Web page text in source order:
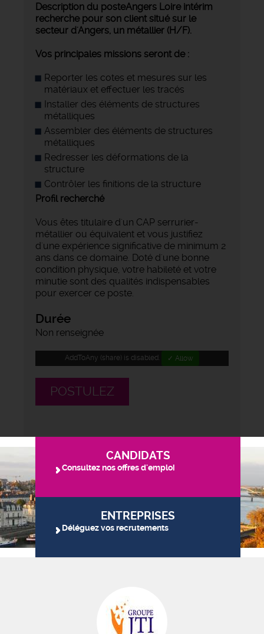
Description du posteAngers Loire intérim
recherche pour son client situé sur le
secteur d'Angers, un métallier (H/F).
Vos principales missions seront de :
Reporter les cotes et mesures sur les
matériaux et effectuer les tracés
Installer des éléments de structures
métalliques
Assembler des éléments de structures
métalliques
Redresser les déformations de la
structure
Contrôler les finitions de la structure
Profil recherché
Vous êtes titulaire d'un CAP serrurier-
métallier ou équivalent et vous justifiez
d'une expérience significative de minimum 2
ans dans ce domaine. Doté d'une bonne
condition physique, votre habileté et votre
minutie sont des qualités indispensables
pour exercer ce poste.
Durée
Non renseignée
AddToAny (share) is disabled. ✓ Allow
POSTULEZ
CANDIDATS
Consultez nos offres d'emploi
ENTREPRISES
Déléguez vos recrutements